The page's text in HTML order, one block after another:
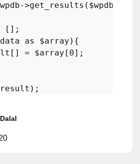
->get_results ( $wpdb
as $array ){
[] = $array [ 0];